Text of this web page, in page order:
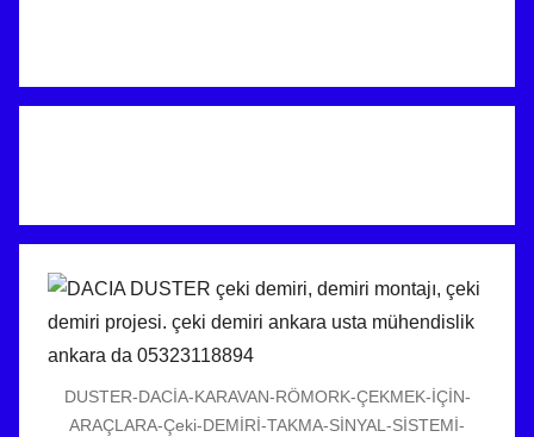
DUSTER-DACİA-KARAVAN-RÖMORK-ÇEKMEK-İÇİN-
ARAÇLARA-Çeki-DEMİRİ-TAKMA-SİNYAL-SİSTEMİ-